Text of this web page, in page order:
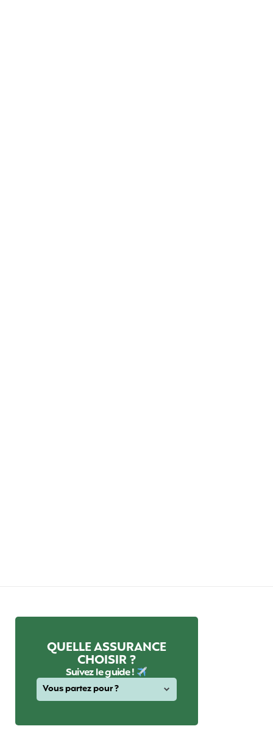
QUELLE ASSURANCE
CHOISIR ?
Suivez le guide !